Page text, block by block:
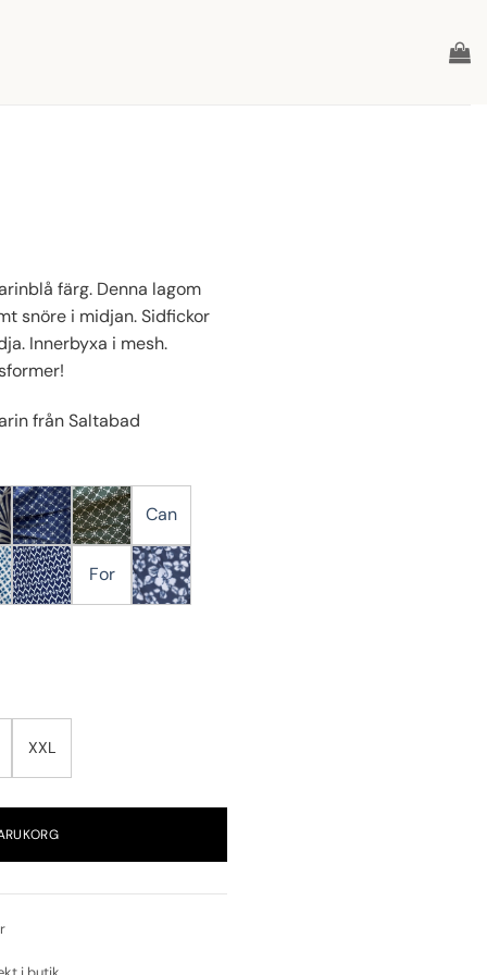
färg. Denna lagom
snöre i midjan. Sidfickor
Innerbyxa i mesh.
från Saltabad
Can
For
XXL